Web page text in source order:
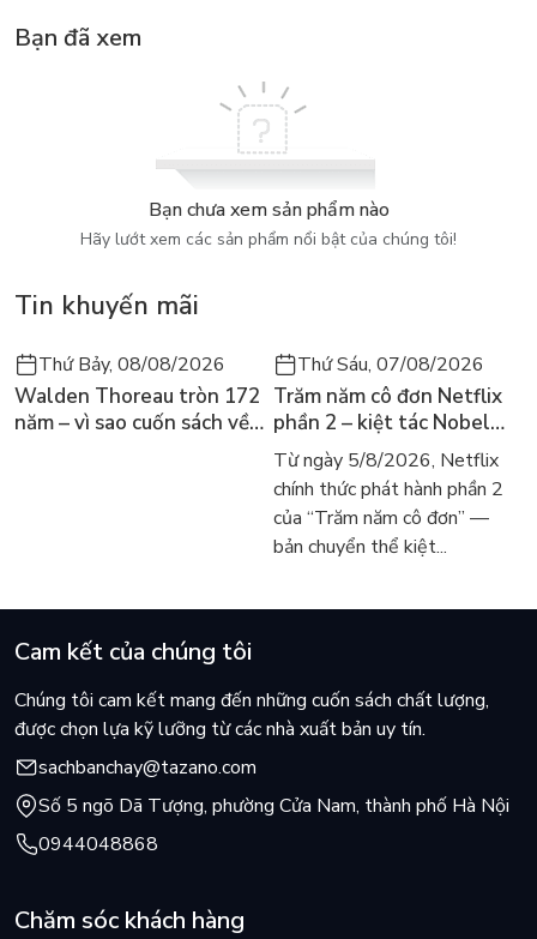
Bạn đã xem
Bạn chưa xem sản phẩm nào
Hãy lướt xem các sản phẩm nổi bật của chúng tôi!
Tin khuyến mãi
Thứ Bảy, 08/08/2026
Walden Thoreau tròn 172
năm – vì sao cuốn sách về
Thứ Sáu, 07/08/2026
Trăm năm cô đơn Netflix
phần 2 – kiệt tác Nobel
trở lại màn ảnh, dòng
người tìm đọc lại García
Márquez
Từ ngày 5/8/2026, Netflix
chính thức phát hành phần 2
của “Trăm năm cô đơn” —
bản chuyển thể kiệt...
Cam kết của chúng tôi
Chúng tôi cam kết mang đến những cuốn sách chất lượng,
được chọn lựa kỹ lưỡng từ các nhà xuất bản uy tín.
sachbanchay@tazano.com
Số 5 ngõ Dã Tượng, phường Cửa Nam, thành phố Hà Nội
0944048868
Chăm sóc khách hàng